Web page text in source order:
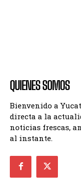
QUIENES SOMOS
Bienvenido a
directa a la
noticias frescas,
al instante.